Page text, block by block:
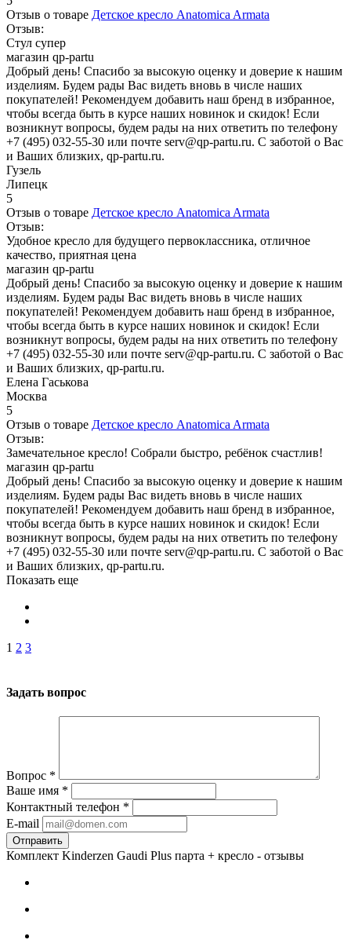
Отзыв о товаре Детское кресло Anatomica Armata
Отзыв:
Стул супер
магазин qp-partu
Добрый день! Спасибо за высокую оценку и доверие к нашим
изделиям. Будем рады Вас видеть вновь в числе наших
покупателей! Рекомендуем добавить наш бренд в избранное,
чтобы всегда быть в курсе наших новинок и скидок! Если
возникнут вопросы, будем рады на них ответить по телефону
+7 (495) 032-55-30 или почте serv@qp-partu.ru. С заботой о Вас
и Ваших близких, qp-partu.ru.
Гузель
Липецк
5
Отзыв о товаре Детское кресло Anatomica Armata
Отзыв:
Удобное кресло для будущего первоклассника, отличное
качество, приятная цена
магазин qp-partu
Добрый день! Спасибо за высокую оценку и доверие к нашим
изделиям. Будем рады Вас видеть вновь в числе наших
покупателей! Рекомендуем добавить наш бренд в избранное,
чтобы всегда быть в курсе наших новинок и скидок! Если
возникнут вопросы, будем рады на них ответить по телефону
+7 (495) 032-55-30 или почте serv@qp-partu.ru. С заботой о Вас
и Ваших близких, qp-partu.ru.
Елена Гаськова
Москва
5
Отзыв о товаре Детское кресло Anatomica Armata
Отзыв:
Замечательное кресло! Собрали быстро, ребёнок счастлив!
магазин qp-partu
Добрый день! Спасибо за высокую оценку и доверие к нашим
изделиям. Будем рады Вас видеть вновь в числе наших
покупателей! Рекомендуем добавить наш бренд в избранное,
чтобы всегда быть в курсе наших новинок и скидок! Если
возникнут вопросы, будем рады на них ответить по телефону
+7 (495) 032-55-30 или почте serv@qp-partu.ru. С заботой о Вас
и Ваших близких, qp-partu.ru.
Показать еще
1 2 3
Задать вопрос
Вопрос *
Ваше имя *
Контактный телефон *
E-mail
Комплект Kinderzen Gaudi Plus парта + кресло - отзывы